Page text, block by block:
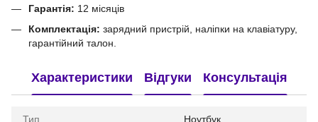
Гарантія: 12 місяців
Комплектація: зарядний пристрій, наліпки на клавіатуру,
гарантійний талон.
Характеристики Відгуки Консультація
Тип Ноутбук